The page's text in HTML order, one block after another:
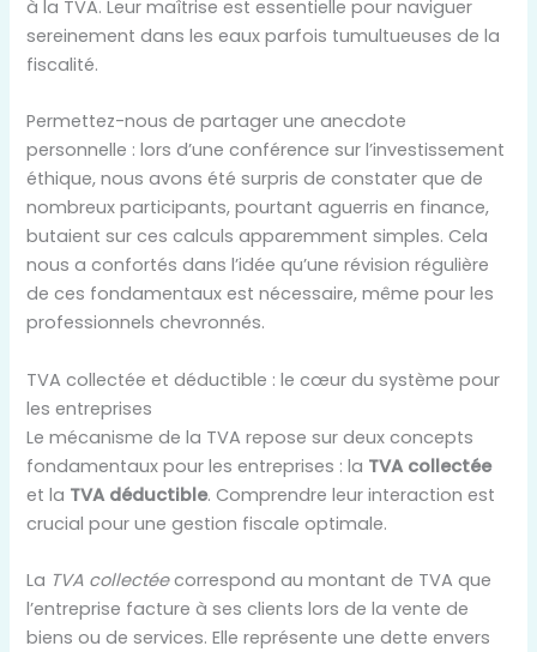
à la TVA. Leur maîtrise est essentielle pour naviguer
sereinement dans les eaux parfois tumultueuses de la
fiscalité.
Permettez-nous de partager une anecdote
personnelle : lors d’une conférence sur l’investissement
éthique, nous avons été surpris de constater que de
nombreux participants, pourtant aguerris en finance,
butaient sur ces calculs apparemment simples. Cela
nous a confortés dans l’idée qu’une révision régulière
de ces fondamentaux est nécessaire, même pour les
professionnels chevronnés.
TVA collectée et déductible : le cœur du système pour
les entreprises
Le mécanisme de la TVA repose sur deux concepts
fondamentaux pour les entreprises : la TVA collectée
et la TVA déductible. Comprendre leur interaction est
crucial pour une gestion fiscale optimale.
La TVA collectéecorrespond au montant de TVA que
l’entreprise facture à ses clients lors de la vente de
biens ou de services. Elle représente une dette envers